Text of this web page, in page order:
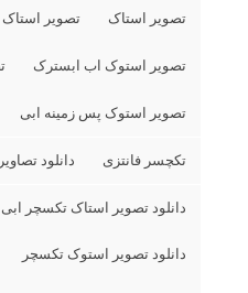
تصویر استاک تصویر استاک
تصویر استوک اب ابسترک
تصویر استوک پس زمینه ابی
تکچسر فانتزی دانلود تصاویر
دانلود تصویر استاک تکسچر ابی
دانلود تصویر استوک تکسچر